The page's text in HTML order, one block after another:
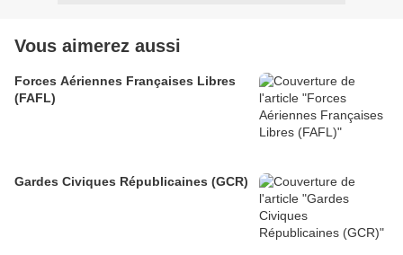
Vous aimerez aussi
Forces Aériennes Françaises Libres
(FAFL)
Gardes Civiques Républicaines (GCR)